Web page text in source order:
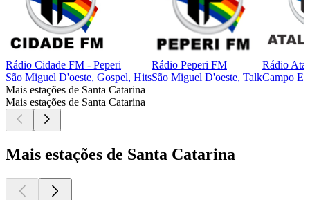
Rádio Cidade FM - Peperi
São Miguel D'oeste, Gospel, Hits
Rádio Peperi FM
São Miguel D'oeste, Talk
Rádio
Campo
Mais estações de Santa Catarina
Mais estações de Santa Catarina
Mais estações de Santa Catarina